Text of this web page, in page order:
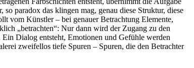
paradox das klingen mag, genau diese Struktur, diese
vom Künstler – bei genauer Betrachtung Elemente,
„betrachten“: Nur dann wird der Zugang zu den
Dialog entsteht, Emotionen und Gefühle werden
zweifellos tiefe Spuren – Spuren, die den Betrachter